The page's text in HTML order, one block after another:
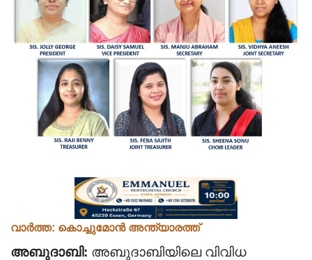
Videos
Praise & Prayers
Contact US
വാർത്ത: കൊച്ചുമോൻ അന്ത്യാരത്ത്
അബുദാബി: അബുദാബിയിലെ വിവിധ